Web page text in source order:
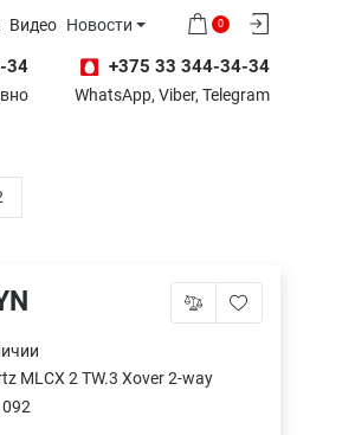
Видео Новости
34
0
+375 33 344-34-34
WhatsApp, Viber, Telegram
MLCX 2 TW.3 Xover 2-way